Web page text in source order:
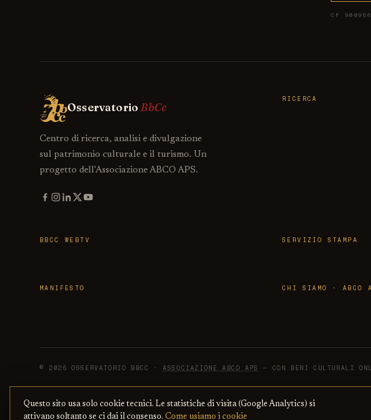
CF
OsservatorioBbCc
Centro di ricerca, analisi e divulgazione
sul patrimonio culturale e il turismo. Un
progetto dell'Associazione ABCO APS.
RICERCA
BBCC WEBTV SERVIZIO STAMPA
MANIFESTO CHI SIAMO · ABCO
© 2026 OSSERVATORIO BBCC ·ASSOCIAZIONE ABCO APS — CON BENI CULTURALI
Questo sito usa solo cookie tecnici. Le statistiche di visita (Google Analytics) si
attivano soltanto se ci dai il consenso. Come usiamo i cookie